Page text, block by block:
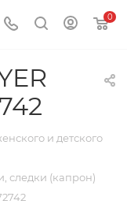
0
и детского
следки (капрон)